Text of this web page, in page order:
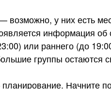
возможно, у них есть
информация об
или раннего (до
группы остаются
Начните